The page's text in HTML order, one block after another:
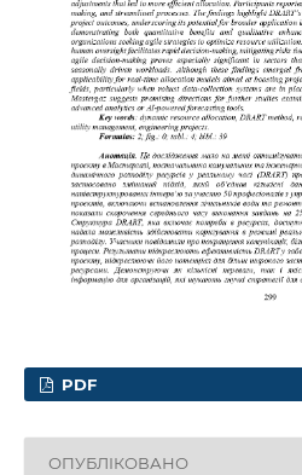
PDF
ОПУБЛІКОВАНО